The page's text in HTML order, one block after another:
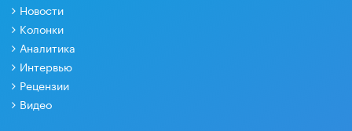
Новости
Колонки
Аналитика
Интервью
Рецензии
Видео